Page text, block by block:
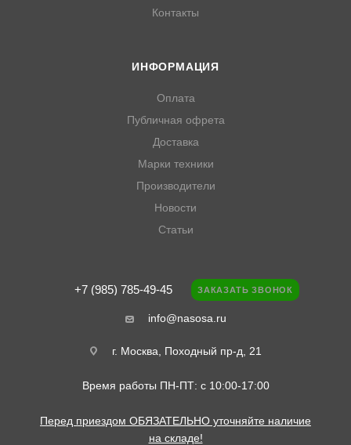
Контакты
ИНФОРМАЦИЯ
Оплата
Публичная офрета
Доставка
Марки техники
Производители
Новости
Статьи
+7 (985) 785-49-45 ЗАКАЗАТЬ ЗВОНОК
info@nasosa.ru
г. Москва, Походный пр-д, 21
Время работы ПН-ПТ: с 10:00-17:00
Перед приездом ОБЯЗАТЕЛЬНО уточняйте наличие
на складе!